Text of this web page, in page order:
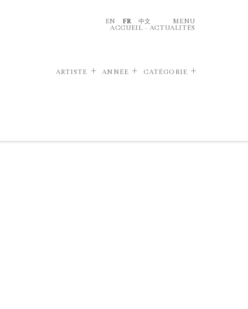
EN FR 中文
MENU
ACCUEIL – ACTUALITÉS
ARTISTE ANNÉE CATÉGORIE